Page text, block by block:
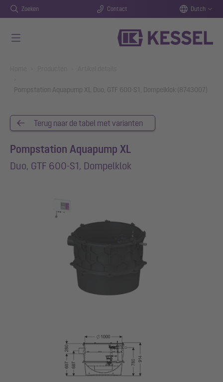
Zoeken Contact Dutch
Pompstation Aquapump XL Duo, GTF 600-S1, Dompelklok (8743007)
Terug naar de tabel met varianten
Pompstation Aquapump XL
Duo, GTF 600-S1, Dompelklok